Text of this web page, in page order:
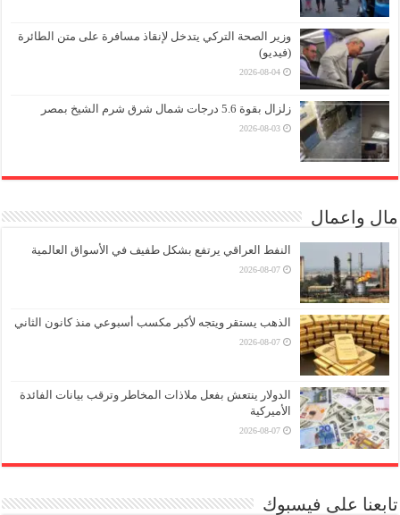
وزير الصحة التركي يتدخل لإنقاذ مسافرة على متن الطائرة
(فيديو)
2026-08-04
زلزال بقوة 5.6 درجات شمال شرق شرم الشيخ بمصر
2026-08-03
مال واعمال
النفط العراقي يرتفع بشكل طفيف في الأسواق العالمية
2026-08-07
الذهب يستقر ويتجه لأكبر مكسب أسبوعي منذ كانون الثاني
2026-08-07
الدولار ينتعش بفعل ملاذات المخاطر وترقب بيانات الفائدة
الأميركية
2026-08-07
تابعنا على فيسبوك